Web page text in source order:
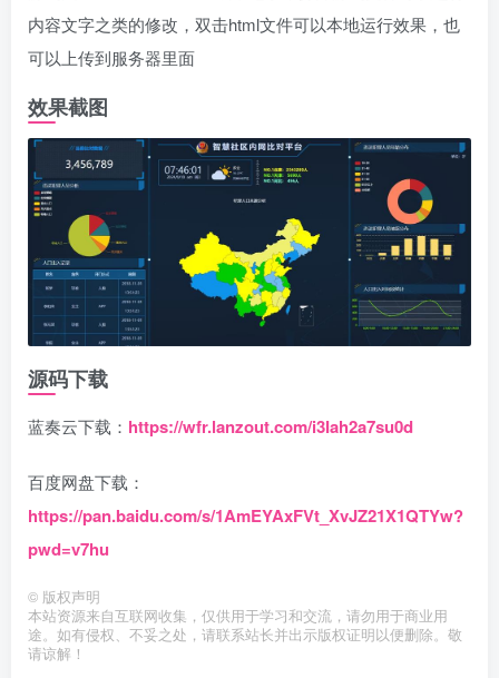
内容文字之类的修改，双击html文件可以本地运行效果，也
可以上传到服务器里面
效果截图
源码下载
蓝奏云下载： https://wfr.lanzout.com/i3Iah2a7su0d
百度网盘下载：
https://pan.baidu.com/s/1AmEYAxFVt_XvJZ21X1QTYw?
pwd=v7hu
© 版权声明
本站资源来自互联网收集，仅供用于学习和交流，请勿用于商业用
途。如有侵权、不妥之处，请联系站长并出示版权证明以便删除。敬
请谅解！